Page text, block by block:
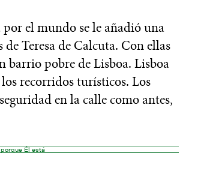
el mundo se le añadió una
Teresa de Calcuta. Con ellas
barrio pobre de Lisboa. Lisboa
recorridos turísticos. Los
en la calle como antes,
Él está